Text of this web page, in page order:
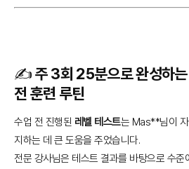
✍️ 주 3회 25분으로 완성하는
전 훈련 루틴
수업 전 진행된 레벨 테스트는 Mas**님이 자
지하는 데 큰 도움을 주었습니다.
전문 강사님은 테스트 결과를 바탕으로 수준